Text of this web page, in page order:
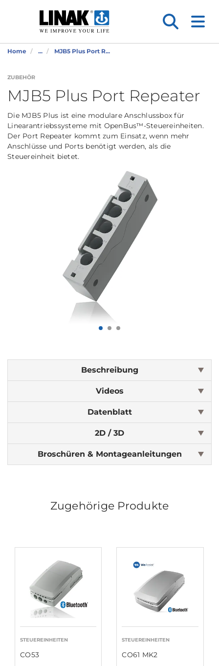
Home ... MJB5 Plus Port R...
ZUBEHÖR
MJB5 Plus Port Repeater
Die MJB5 Plus ist eine modulare Anschlussbox für
Linearantriebssysteme mit OpenBus™-Steuereinheiten.
Der Port Repeater kommt zum Einsatz, wenn mehr
Anschlüsse und Ports benötigt werden, als die
Steuereinheit bietet.
Beschreibung
Videos
Datenblatt
2D / 3D
Broschüren & Montageanleitungen
Zugehörige Produkte
STEUEREINHEITEN
CO53
STEUEREINHEITEN
CO61 MK2